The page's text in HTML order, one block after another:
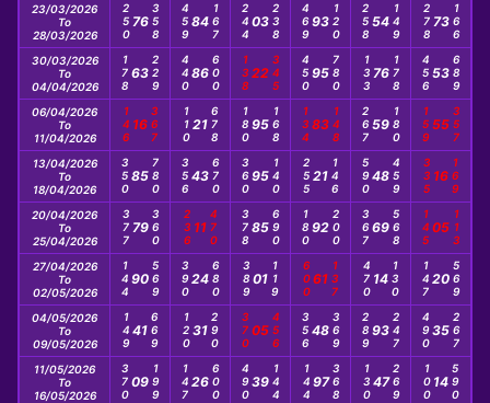
23/03/2026
To
28/03/2026
250 76358 459 84 167 244 03 238 46993 120 258 54 149 278 73166
30/03/2026
To
04/04/2026
178 63 229 440 86 600 138 22 345 450 95 780 133 76178 456 53 689
06/04/2026
To
11/04/2026
146 16 367 110 21 678 180 95 168 134 83 148 26759 180 159 55 357
13/04/2026
To
18/04/2026
350 85 780 356 43 670 36095 140 255 21 146 59048 459 335 16 169
20/04/2026
To
25/04/2026
377 79360 236 11 470 378 85 690 180 92 200 36769 568 145 05 113
27/04/2026
To
02/05/2026
144 90 569 39024 680 389 01 119 60061 137 470 14 130 147 20 569
04/05/2026
To
09/05/2026
149 41 669 120 31 290 370 05 456 356 48 369 289 93 247 49035 267
11/05/2026
To
16/05/2026
370 09 199 147 26 600 49039 144 144 97368 130 47269 100 14 590